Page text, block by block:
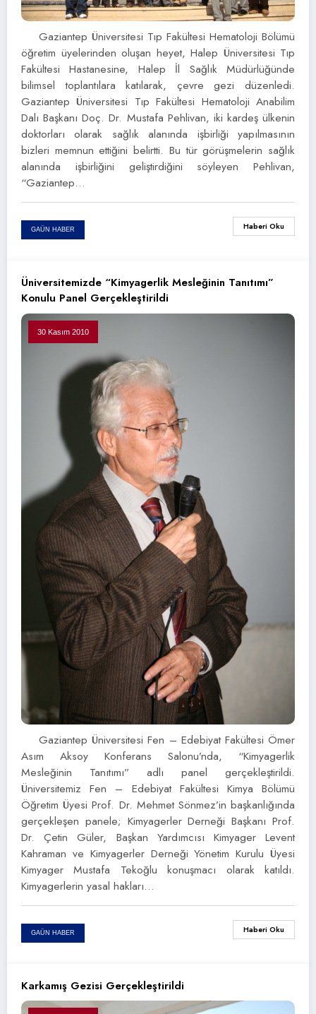
Gaziantep Üniversitesi Tıp Fakültesi Hematoloji Bölümü
öğretim üyelerinden oluşan heyet, Halep Üniversitesi Tıp
Fakültesi Hastanesine, Halep İl Sağlık Müdürlüğünde
bilimsel toplantılara katılarak, çevre gezi düzenledi.
Gaziantep Üniversitesi Tıp Fakültesi Hematoloji Anabilim
Dalı Başkanı Doç. Dr. Mustafa Pehlivan, iki kardeş ülkenin
doktorları olarak sağlık alanında işbirliği yapılmasının
bizleri memnun ettiğini belirtti. Bu tür görüşmelerin sağlık
alanında işbirliğini geliştirdiğini söyleyen Pehlivan,
“Gaziantep…
GAÜN HABER Haberi Oku
Üniversitemizde “Kimyagerlik Mesleğinin Tanıtımı”
Konulu Panel Gerçekleştirildi
30 Kasım 2010
Gaziantep Üniversitesi Fen – Edebiyat Fakültesi Ömer
Asım Aksoy Konferans Salonu’nda, “Kimyagerlik
Mesleğinin Tanıtımı” adlı panel gerçekleştirildi.
Üniversitemiz Fen – Edebiyat Fakültesi Kimya Bölümü
Öğretim Üyesi Prof. Dr. Mehmet Sönmez’in başkanlığında
gerçekleşen panele; Kimyagerler Derneği Başkanı Prof.
Dr. Çetin Güler, Başkan Yardımcısı Kimyager Levent
Kahraman ve Kimyagerler Derneği Yönetim Kurulu Üyesi
Kimyager Mustafa Tekoğlu konuşmacı olarak katıldı.
Kimyagerlerin yasal hakları…
GAÜN HABER Haberi Oku
Karkamış Gezisi Gerçekleştirildi